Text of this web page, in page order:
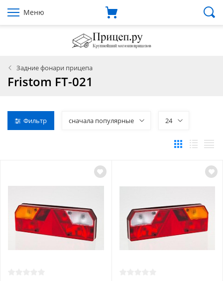
Меню
Задние фонари прицепа
Fristom FT-021
Фильтр сначала популярные 24